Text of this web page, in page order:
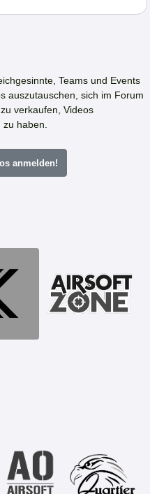
Teams und Events
auszutauschen, sich im Forum
verkaufen, Videos
zu haben.
anmelden!